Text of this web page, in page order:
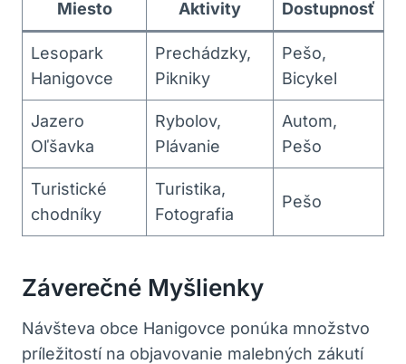
Miesto Aktivity Dostupnosť
Lesopark
Hanigovce
Prechádzky,
Pikniky
Pešo,
Bicykel
Jazero
Oľšavka
Rybolov,
Plávanie
Autom,
Pešo
Turistické
chodníky
Turistika,
Fotografia
Pešo
Záverečné Myšlienky
Návšteva obce Hanigovce ponúka množstvo
príležitostí na objavovanie malebných zákutí